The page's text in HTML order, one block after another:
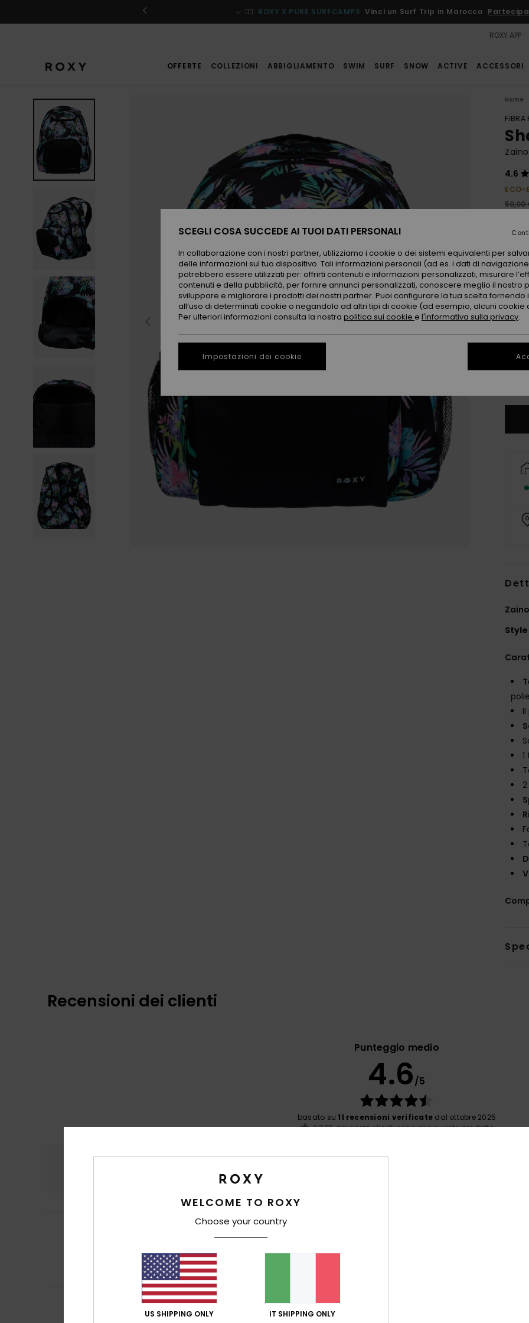
prodotto
🏄‍♀️ ROXY X PURE SURFCAMPS Vinci un Surf Trip in Marocco
ROXY APP
OFFERTE COLLEZIONI ABBIGLIAMENTO SWIM SURF SNOW ACTIVE ACCESSORI
Home
FIBRA
4.6
ECO-
50,00
Colori
Style
Recensioni dei clienti
Punteggio medio
4.6/5
basato su 11 recensioni verificate dal ottobre 2025
Il 82% dei nostri clienti consiglia questo prodotto
Comfort
Rapporto qualità-prezzo
Fabian25. maggio 2026
Potersi fare un'idea
Mostra originale - Deutsch
Comfort
Consiglio questo prodotto
Nadia 19. maggio 2026
C'è molto spazio. Lo schienale potrebbe essere meglio imbottito.
WELCOME TO ROXY
Choose your country
US SHIPPING ONLY IT SHIPPING ONLY
SCEGLI COSA SUCCEDE AI TUOI DATI PERSONALI
In collaborazione con i nostri partner, utilizziamo i cookie o dei sistemi equivalenti per
delle informazioni sul tuo dispositivo. Tali informazioni personali (ad es. i dati di
potrebbero essere utilizzati per: offrirti contenuti e informazioni personalizzati, misurare
contenuti e della pubblicità, per fornire annunci personalizzati, conoscere meglio il nostro
sviluppare e migliorare i prodotti dei nostri partner. Puoi configurare la tua scelta fornendo
all’uso di determinati cookie o negandolo ad altri tipi di cookie (ad esempio, alcuni cookie
Per ulteriori informazioni consulta la nostra politica sui cookie e l'informativa sulla privacy.
Impostazioni dei cookie